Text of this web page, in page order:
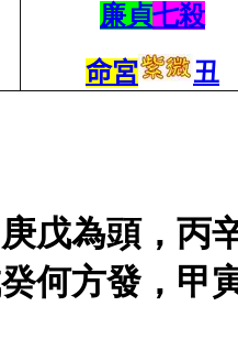
廉貞七殺
命宮
丑
戊為頭，丙
何方發，甲